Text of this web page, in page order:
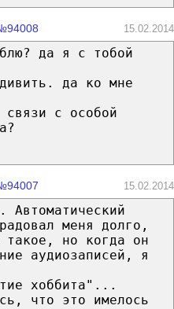
15.02.2014
да я с тобой
да ко мне
с особой
15.02.2014
меня долго,
такое, но когда он
аудиозаписей, я
хоббита"...
что это имелось